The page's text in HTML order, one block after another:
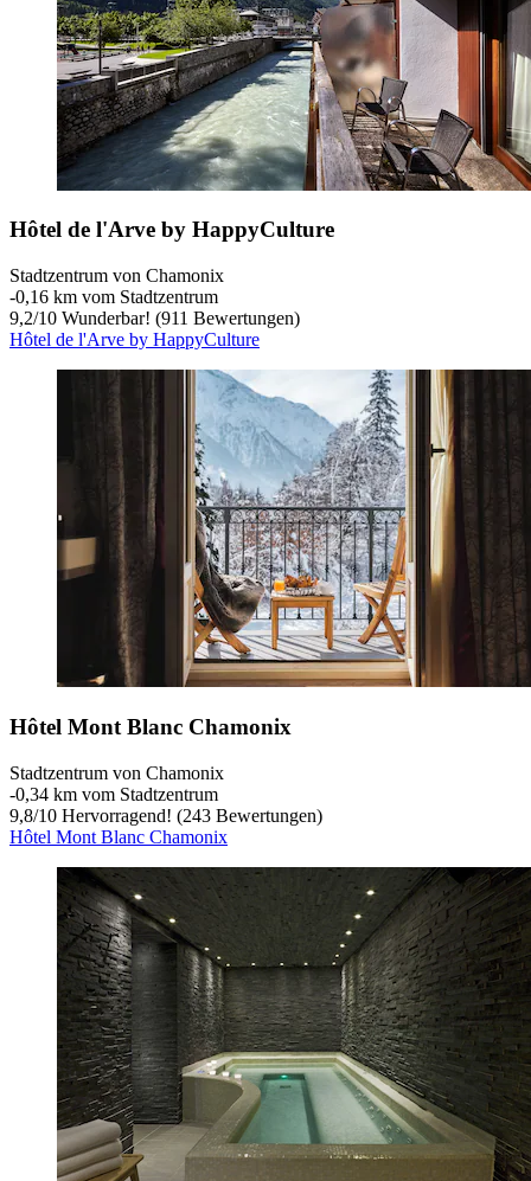
Hôtel de l'Arve by HappyCulture
Stadtzentrum von Chamonix
‐0,16 km vom Stadtzentrum
9,2/10 Wunderbar! (911 Bewertungen)
Hôtel de l'Arve by HappyCulture
Hôtel Mont Blanc Chamonix
Stadtzentrum von Chamonix
‐0,34 km vom Stadtzentrum
9,8/10 Hervorragend! (243 Bewertungen)
Hôtel Mont Blanc Chamonix